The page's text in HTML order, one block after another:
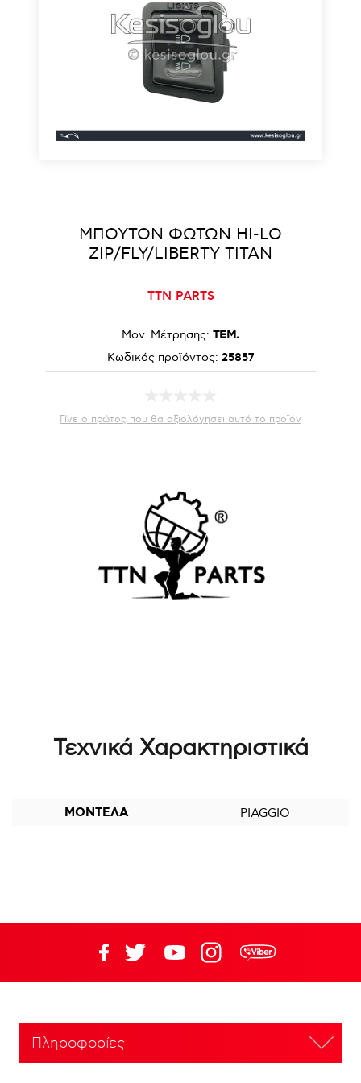
ΜΠΟΥΤΟΝ ΦΩΤΩΝ HI-LO
ZIP/FLY/LIBERTY TITAN
TTN PARTS
Μον. Μέτρησης: ΤΕΜ.
Κωδικός προϊόντος: 25857
Γίνε ο πρώτος που θα αξιολόγησει αυτό το προϊόν
Τεχνικά Χαρακτηριστικά
ΜΟΝΤΕΛΑ PIAGGIO
Πληροφορίες